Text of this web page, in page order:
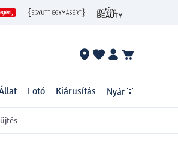
Fotó Kiárusítás Nyár🌞